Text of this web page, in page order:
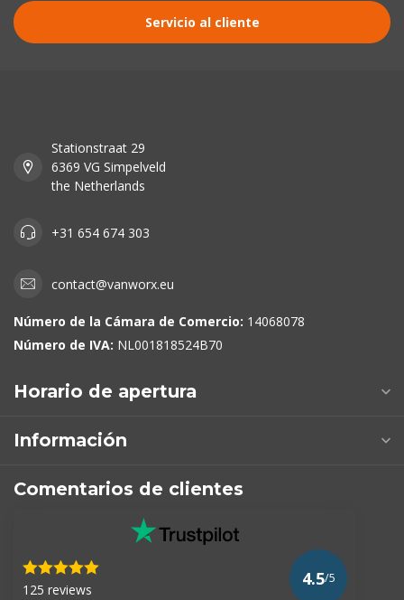
Servicio al cliente
Stationstraat 29
6369 VG Simpelveld
the Netherlands
+31 654 674 303
contact@vanworx.eu
Número de la Cámara de Comercio: 14068078
Número de IVA: NL001818524B70
Horario de apertura
Información
Comentarios de clientes
125 reviews
4.5/5